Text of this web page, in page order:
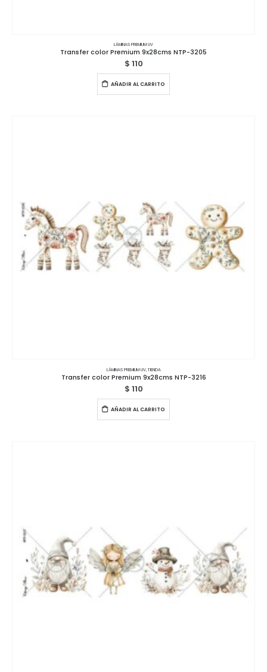
LÁMINAS PREMIUM UV
Transfer color Premium 9x28cms NTP-3205
$ 110
AÑADIR AL CARRITO
LÁMINAS PREMIUM UV,TIENDA
Transfer color Premium 9x28cms NTP-3216
$ 110
AÑADIR AL CARRITO